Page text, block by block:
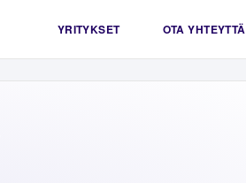
YRITYKSET OTA YHTEYTTÄ